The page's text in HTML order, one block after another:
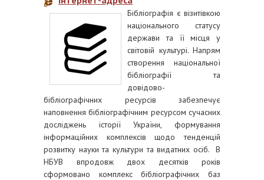
Бібліографія є візитівкою
національного статусу
держави та її місця у
світовій культурі. Напрям
створення національної
бібліографії та
довідово-
бібліографічних ресурсів забезпечує
наповнення бібліографічним ресурсом сучасних
досліджень історії України, формування
інформаційних комплексів щодо тенденцій
розвитку науки та культури та видатних осіб. В
НБУВ впродовж двох десятків років
сформовано комплекс бібліографічних баз